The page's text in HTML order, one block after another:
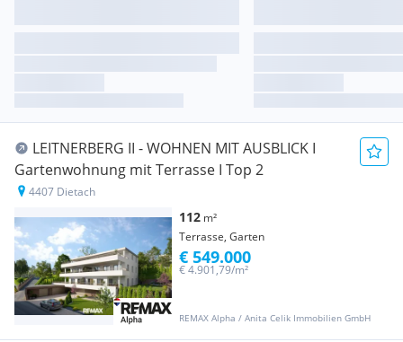
LEITNERBERG II - WOHNEN MIT AUSBLICK I
Gartenwohnung mit Terrasse I Top 2
4407 Dietach
112 m²
Terrasse, Garten
REMAX Alpha / Anita Celik Immobilien GmbH
€ 4.901,79/m²
€ 549.000